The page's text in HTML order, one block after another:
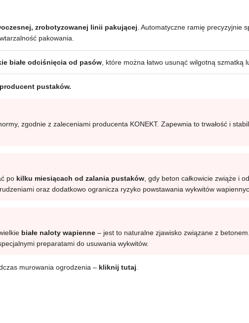
zrobotyzowanej linii pakującej . Automatyczne ramię precyzyjnie
pakowania.
białe odciśnięcia od pasów , które można łatwo usunąć wilgotną szmatką
pustaków.
zgodnie z zaleceniami producenta KONEKT. Zapewnia to trwałość i
po kilku miesiącach od zalania pustaków , gdy beton całkowicie zwiąże i
oraz dodatkowo ogranicza ryzyko powstawania wykwitów
białe naloty wapienne – jest to naturalne zjawisko związane z
preparatami do usuwania wykwitów.
murowania ogrodzenia – kliknij tutaj